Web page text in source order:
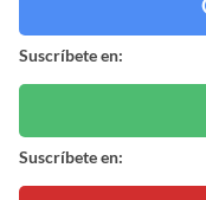
Suscríbete en:
Suscríbete en: